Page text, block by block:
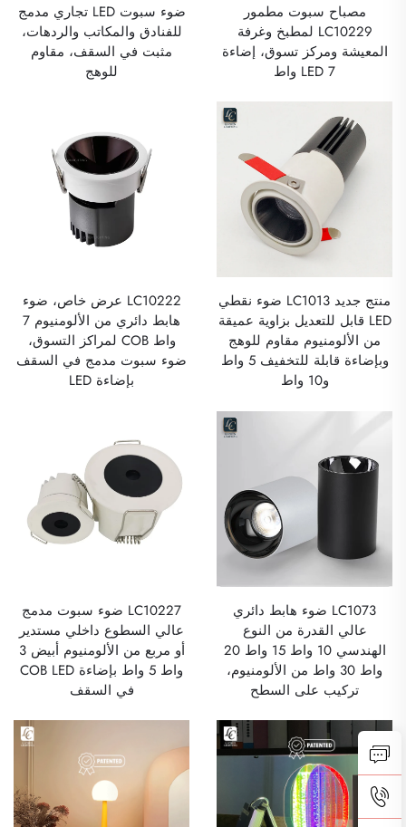
مصباح سبوت مطمور
LC10229 لمطبخ وغرفة
المعيشة ومركز تسوق، إضاءة
LED 7 واط
ضوء سبوت LED تجاري مدمج
للفنادق والمكاتب والردهات،
مثبت في السقف، مقاوم
للوهج
منتج جديد LC1013 ضوء نقطي
LED قابل للتعديل بزاوية عميقة
من الألومنيوم مقاوم للوهج
وبإضاءة قابلة للتخفيف 5 واط
و10 واط
LC10222 عرض خاص، ضوء
هابط دائري من الألومنيوم 7
واط COB لمراكز التسوق،
ضوء سبوت مدمج في السقف
بإضاءة LED
LC1073 ضوء هابط دائري
عالي القدرة من النوع
الهندسي 10 واط 15 واط 20
واط 30 واط من الألومنيوم،
تركيب على السطح
LC10227 ضوء سبوت مدمج
عالي السطوع داخلي مستدير
أو مربع من الألومنيوم أبيض 3
واط 5 واط بإضاءة COB LED
في السقف